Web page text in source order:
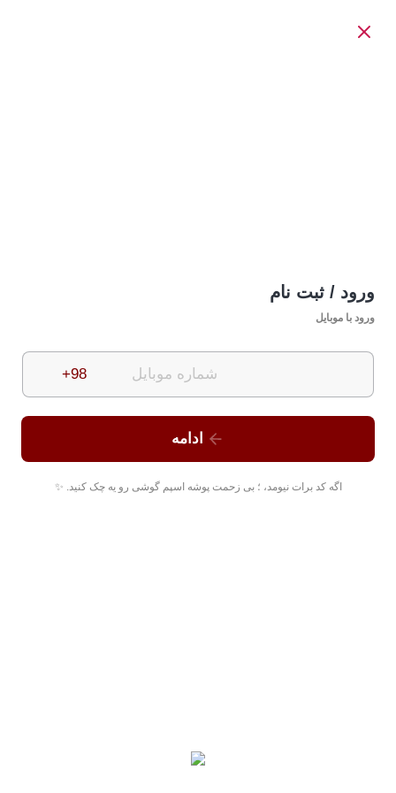
ورود / ثبت نام
ورود با موبایل
ادامه
اگه کد برات نیومد، ؛ بی زحمت پوشه اسپم گوشی رو یه چک کنید. ✨